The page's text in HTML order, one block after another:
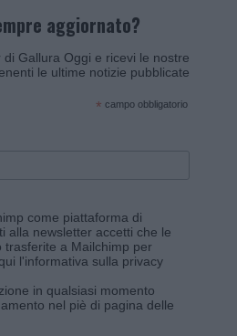
aggiornato?
Gallura Oggi e ricevi le nostre
le ultime notizie pubblicate
* campo obbligatorio
come piattaforma di
alla newsletter accetti che le
trasferite a Mailchimp per
l'informativa sulla privacy
in qualsiasi momento
nel piè di pagina delle